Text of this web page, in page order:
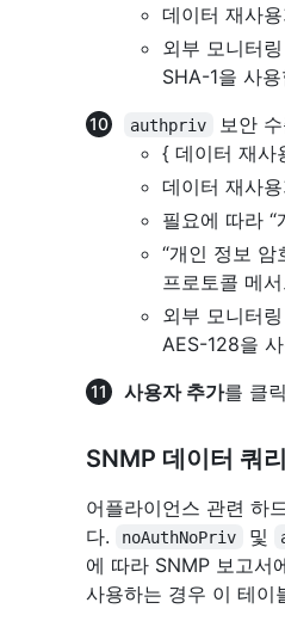
데이터 재사
외부 모니터
SHA-1을 사
authpriv
보안
{ 데이터 재사
데이터 재사
필요에 따라
“개인 정보 암
프로토콜 메
외부 모니터
AES-128을
사용자 추가를 클
SNMP 데이터 쿼리
어플라이언스 관련 하
다.
noAuthNoPriv 및
에 따라 SNMP 보고서
사용하는 경우 이 테이